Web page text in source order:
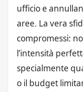
ufficio e
aree. La vera
compromessi:
l’intensità
specialmente
o il budget